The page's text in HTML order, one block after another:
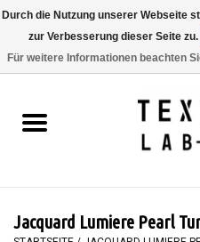
BÜCHER
MALEN
Jacquard Lumiere Pearl
Durch die Nutzung unserer Webseite
zur Verbesserung dieser Seite zu.
Für weitere Informationen beachten